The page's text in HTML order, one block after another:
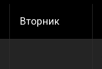
Вторник